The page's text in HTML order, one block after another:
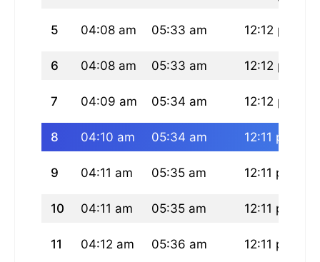
5 04:08 am 05:33 am 12:12 pm
6 04:08 am 05:33 am 12:12 pm
7 04:09 am 05:34 am 12:12 pm
8 04:10 am 05:34 am 12:11 pm
9 04:11 am 05:35 am 12:11 pm
10 04:11 am 05:35 am 12:11 pm
11 04:12 am 05:36 am 12:11 pm